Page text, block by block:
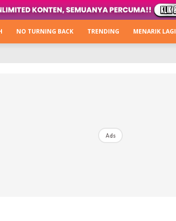
Hijabista
Next Level
NO TURNING BACK TRENDING MENARIK LAGI
Ads